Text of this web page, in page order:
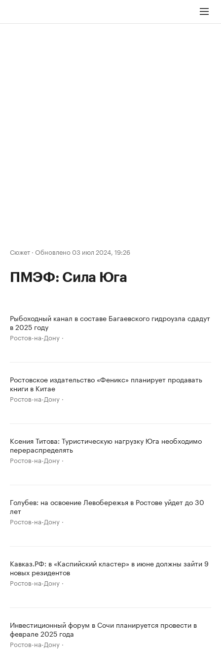
Сюжет · Обновлено 03 июл 2024, 19:26
ПМЭФ: Сила Юга
Рыбоходный канал в составе Багаевского гидроузла сдадут
в 2025 году
Ростов-на-Дону
Ростовское издательство «Феникс» планирует продавать
книги в Китае
Ростов-на-Дону
Ксения Титова: Туристическую нагрузку Юга необходимо
перераспределять
Ростов-на-Дону
Голубев: на освоение Левобережья в Ростове уйдет до 30
лет
Ростов-на-Дону
Кавказ.РФ: в «Каспийский кластер» в июне должны зайти 9
новых резидентов
Ростов-на-Дону
Инвестиционный форум в Сочи планируется провести в
феврале 2025 года
Ростов-на-Дону